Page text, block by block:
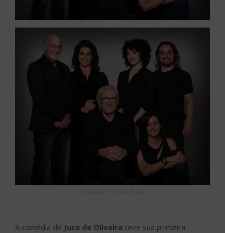
A comédia de Juca de Oliveira teve sua primeira